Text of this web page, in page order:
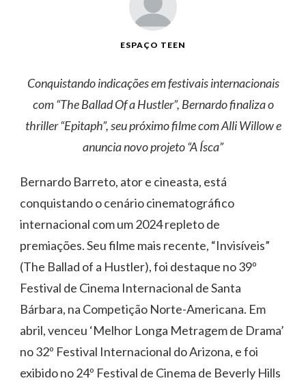
ESPAÇO TEEN
Conquistando indicações em festivais internacionais
com “The Ballad Of a Hustler”, Bernardo finaliza o
thriller “Epitaph”, seu próximo filme com Alli Willow e
anuncia novo projeto “A Ísca”
Bernardo Barreto, ator e cineasta, está
conquistando o cenário cinematográfico
internacional com um 2024 repleto de
premiações. Seu filme mais recente, “Invisíveis”
(The Ballad of a Hustler), foi destaque no 39º
Festival de Cinema Internacional de Santa
Bárbara, na Competição Norte-Americana. Em
abril, venceu ‘Melhor Longa Metragem de Drama’
no 32º Festival Internacional do Arizona, e foi
exibido no 24º Festival de Cinema de Beverly Hills